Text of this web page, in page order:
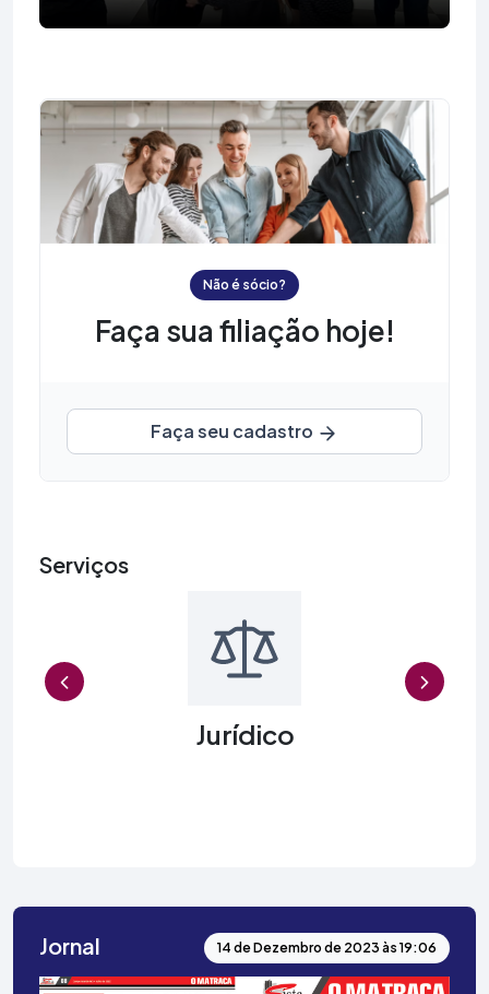
Não é sócio?
Faça sua filiação hoje!
Faça seu cadastro
Serviços
Previous
Jurídico
Jornal 14 de Dezembro de 2023 às 19:06